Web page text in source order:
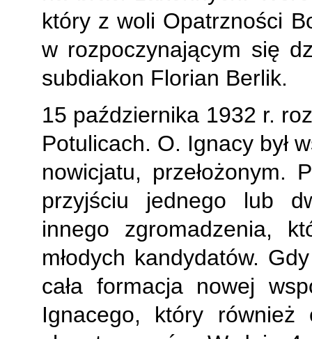
który z woli Opatrzności
w rozpoczynającym się
subdiakon Florian Berlik.
15 października 1932 r.
Potulicach. O. Ignacy był
nowicjatu, przełożonym.
przyjściu jednego lub
innego zgromadzenia,
młodych kandydatów.
cała formacja nowej
Ignacego, który również